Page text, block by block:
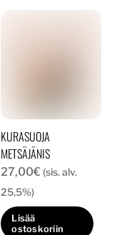
KURASUOJA
METSÄJÄNIS
27,00€ (sis. alv.
25,5%)
Lisää
ostoskoriin